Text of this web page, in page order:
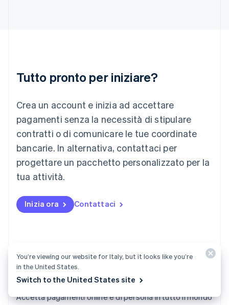
Tutto pronto per iniziare?
Crea un account e inizia ad accettare
pagamenti senza la necessità di stipulare
contratti o di comunicare le tue coordinate
bancarie. In alternativa, contattaci per
progettare un pacchetto personalizzato per la
tua attività.
Inizia ora Contattaci
Payments
Accetta pagamenti online e di persona in tutto il mondo
Lituania
Lussemburgo
Deutsch English
Malaysia
English 简体中文
Malta
Messico
EspañolEnglish
English
Nuova Zelanda
English
Portogallo
PortuguêsEnglish
English简体中文
You’re viewing our website for Italy, but it looks like you’re
in the United States.
Switch to the United States site